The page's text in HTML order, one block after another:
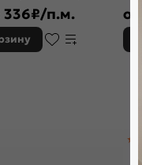
336₽/п.м. от